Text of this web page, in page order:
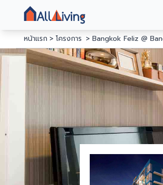
หน้าแรก โครงการ Bangkok Feliz @